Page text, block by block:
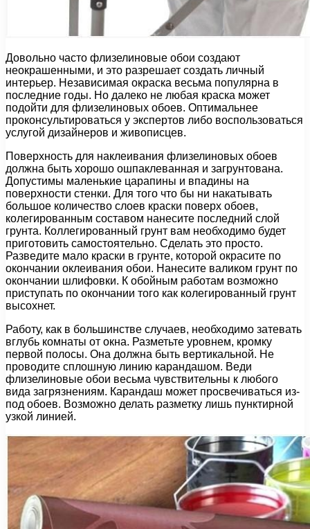
Довольно часто флизелиновые обои создают
неокрашенными, и это разрешает создать личный
интерьер. Независимая окраска весьма популярна в
последние годы. Но далеко не любая краска может
подойти для флизелиновых обоев. Оптимальнее
проконсультироваться у экспертов либо воспользоваться
услугой дизайнеров и живописцев.
Поверхность для наклеивания флизелиновых обоев
должна быть хорошо ошпаклеванная и загрунтована.
Допустимы маленькие царапины и впадины на
поверхности стенки. Для того что бы ни накатывать
большое количество слоев краски поверх обоев,
колегированным составом нанесите последний слой
грунта. Коллегированный грунт вам необходимо будет
приготовить самостоятельно. Сделать это просто.
Разведите мало краски в грунте, которой окрасите по
окончании оклеивания обои. Нанесите валиком грунт по
окончании шлифовки. К обойным работам возможно
приступать по окончании того как колегированный грунт
высохнет.
Работу, как в большинстве случаев, необходимо затевать
вглубь комнаты от окна. Разметьте уровнем, кромку
первой полосы. Она должна быть вертикальной. Не
проводите сплошную линию карандашом. Веди
флизелиновые обои весьма чувствительны к любого
вида загрязнениям. Карандаш может просвечиваться из-
под обоев. Возможно делать разметку лишь пунктирной
узкой линией.